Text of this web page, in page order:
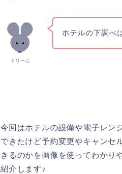
ドリーム
ホテルの下調べ
今回はホテルの設備や電子レン
できたけど予約変更やキャンセ
きるのかを画像を使ってわかり
紹介します♪